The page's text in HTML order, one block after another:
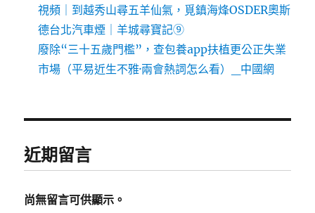
視頻｜到越秀山尋五羊仙氣，覓鎮海烽OSDER奧斯
德台北汽車煙｜羊城尋寶記⑨
廢除“三十五歲門檻”，查包養app扶植更公正失業
市場（平易近生不雅·兩會熱詞怎么看）_中國網
近期留言
尚無留言可供顯示。